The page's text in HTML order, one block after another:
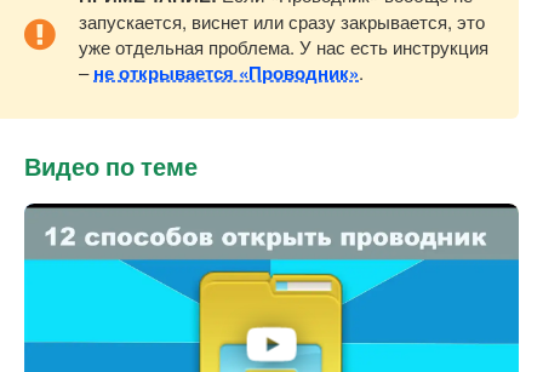
запускается, виснет или сразу закрывается, это
уже отдельная проблема. У нас есть инструкция
–не открывается «Проводник».
Видео по теме